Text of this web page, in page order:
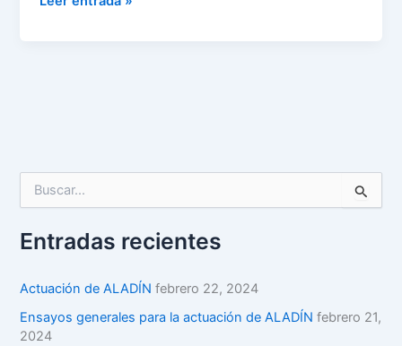
u
c
p
o
r
Entradas recientes
Actuación de ALADÍN febrero 22, 2024
Ensayos generales para la actuación de ALADÍN febrero 21,
2024